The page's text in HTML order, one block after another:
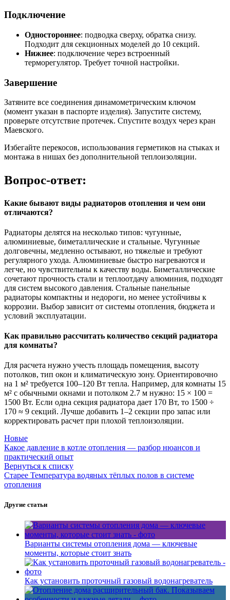
Подключение
Одностороннее: подводка сверху, обратка снизу.
Подходит для секционных моделей до 10 секций.
Нижнее: подключение через встроенный
терморегулятор. Требует точной настройки.
Завершение
Затяните все соединения динамометрическим ключом
(момент указан в паспорте изделия). Запустите систему,
проверьте отсутствие протечек. Спустите воздух через кран
Маевского.
Избегайте перекосов, использования герметиков на стыках и
монтажа в нишах без дополнительной теплоизоляции.
Вопрос-ответ:
Какие бывают виды радиаторов отопления и чем они
отличаются?
Радиаторы делятся на несколько типов: чугунные,
алюминиевые, биметаллические и стальные. Чугунные
долговечны, медленно остывают, но тяжелые и требуют
регулярного ухода. Алюминиевые быстро нагреваются и
легче, но чувствительны к качеству воды. Биметаллические
сочетают прочность стали и теплоотдачу алюминия, подходят
для систем высокого давления. Стальные панельные
радиаторы компактны и недороги, но менее устойчивы к
коррозии. Выбор зависит от системы отопления, бюджета и
условий эксплуатации.
Как правильно рассчитать количество секций радиатора
для комнаты?
Для расчета нужно учесть площадь помещения, высоту
потолков, тип окон и климатическую зону. Ориентировочно
на 1 м² требуется 100–120 Вт тепла. Например, для комнаты 15
м² с обычными окнами и потолком 2.7 м нужно: 15 × 100 =
1500 Вт. Если одна секция радиатора дает 170 Вт, то 1500 ÷
170 ≈ 9 секций. Лучше добавить 1–2 секции про запас или
корректировать расчет при плохой теплоизоляции.
Новые
Какое давление в котле отопления — разбор нюансов и
практический опыт
Вернуться к списку
Старее Температура водяных тёплых полов в системе
отопления
Другие статьи
Варианты системы отопления дома — ключевые
моменты, которые стоит знать
Как установить проточный газовый водонагреватель